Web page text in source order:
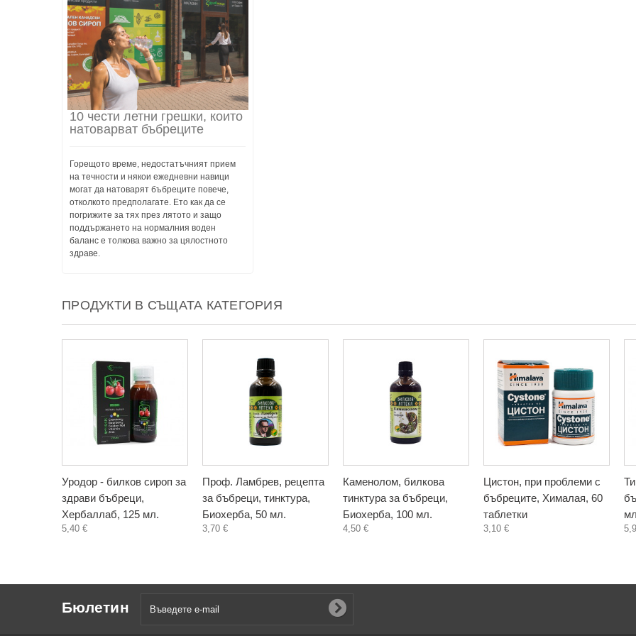
10 чести летни грешки, които
натоварват бъбреците
Горещото време, недостатъчният прием
на течности и някои ежедневни навици
могат да натоварят бъбреците повече,
отколкото предполагате. Ето как да се
погрижите за тях през лятото и защо
поддържането на нормалния воден
баланс е толкова важно за цялостното
здраве.
ПРОДУКТИ В СЪЩАТА КАТЕГОРИЯ
Уродор - билков сироп за
здрави бъбреци,
Хербаллаб, 125 мл.
5,40 €
Проф. Ламбрев, рецепта
за бъбреци, тинктура,
Биохерба, 50 мл.
3,70 €
Каменолом, билкова
тинктура за бъбреци,
Биохерба, 100 мл.
4,50 €
Цистон, при проблеми с
бъбреците, Хималая, 60
таблетки
3,10 €
Бюлетин